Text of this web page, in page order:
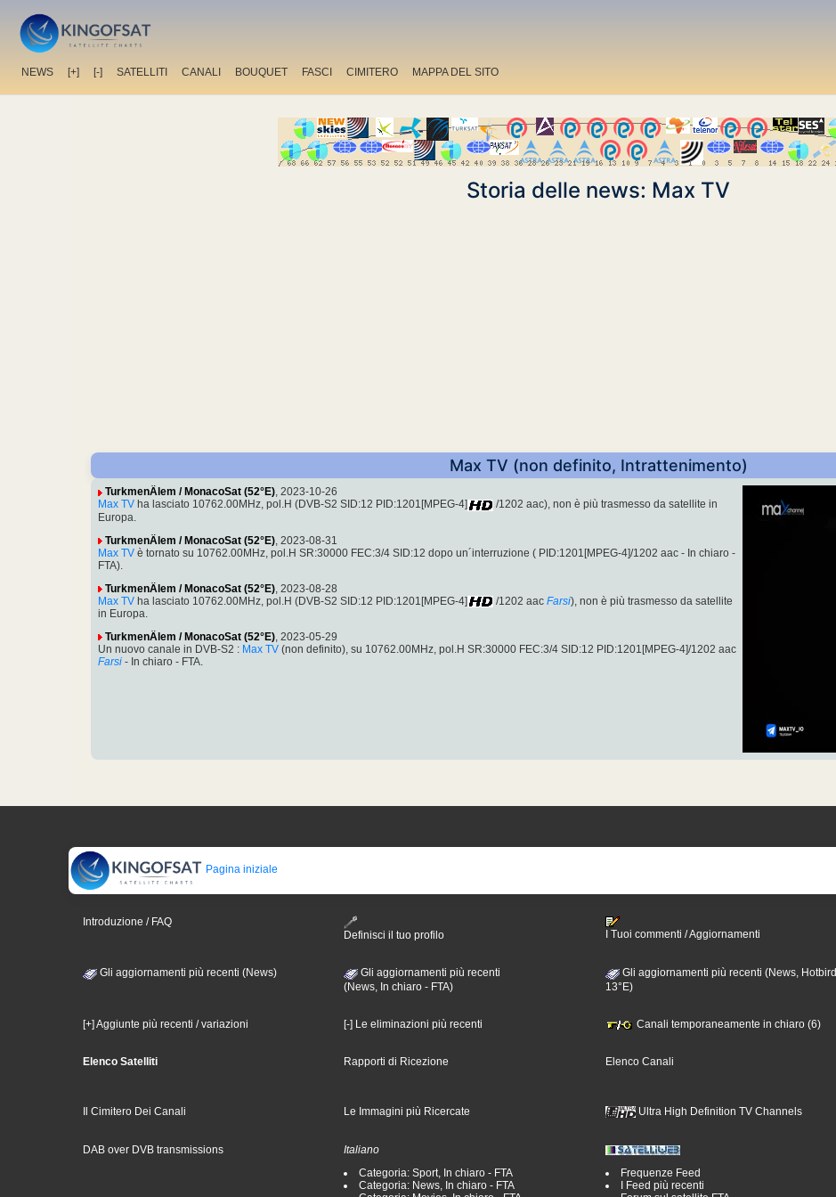
NEWS [+] [-] SATELLITI CANALI BOUQUET FASCI CIMITERO MAPPA DEL SITO
Storia delle news: Max TV
Max TV (non definito, Intrattenimento)
TurkmenÄlem / MonacoSat (52°E), 2023-10-26
Max TV ha lasciato 10762.00MHz, pol.H (DVB-S2 SID:12 PID:1201[MPEG-4]
/1202 aac), non è più trasmesso da satellite in
Europa.
TurkmenÄlem / MonacoSat (52°E) , 2023-08-31
Max TV è tornato su 10762.00MHz, pol.H SR:30000 FEC:3/4 SID:12 dopo un´interruzione ( PID:1201[MPEG-4]/1202 aac - In chiaro -
FTA).
TurkmenÄlem / MonacoSat (52°E) , 2023-08-28
Max TV ha lasciato 10762.00MHz, pol.H (DVB-S2 SID:12 PID:1201[MPEG-4] /1202 aac Farsi), non è più trasmesso da satellite
in Europa.
TurkmenÄlem / MonacoSat (52°E), 2023-05-29
Un nuovo canale in DVB-S2 : Max TV (non definito), su 10762.00MHz, pol.H SR:30000 FEC:3/4 SID:12 PID:1201[MPEG-4]/1202 aac
Farsi - In chiaro - FTA.
Pagina iniziale
Introduzione / FAQ
Definisci il tuo profilo
I Tuoi commenti / Aggiornamenti
Gli aggiornamenti più recenti (News)
Gli aggiornamenti più recenti
(News, In chiaro - FTA)
Gli aggiornamenti più recenti (News, Hotbird
13°E)
[+] Aggiunte più recenti / variazioni [-] Le eliminazioni più recenti Canali temporaneamente in chiaro (6)
Elenco Satelliti Rapporti di Ricezione Elenco Canali
Il Cimitero Dei Canali Le Immagini più Ricercate Ultra High Definition TV Channels
DAB over DVB transmissions
Italiano
Categoria: Sport, In chiaro - FTA
Categoria: News, In chiaro - FTA
Frequenze Feed
I Feed più recenti